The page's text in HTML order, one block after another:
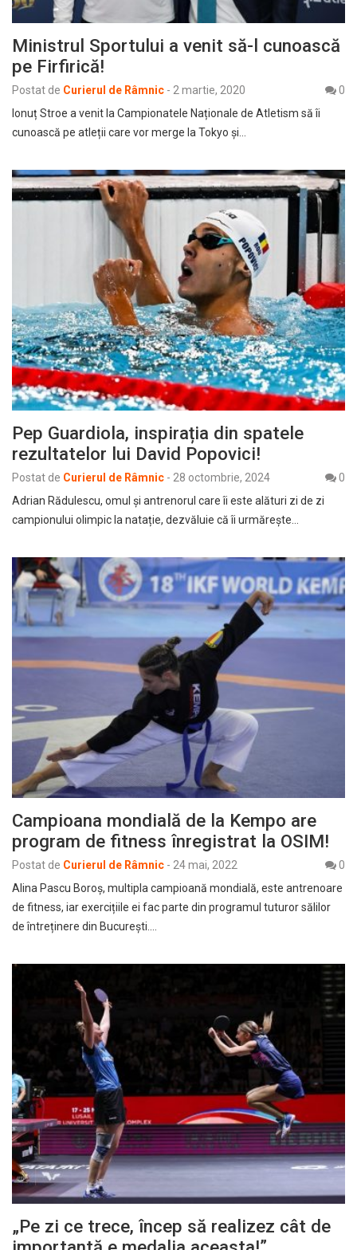
Ministrul Sportului a venit să-l cunoască
pe Firfirică!
Postat de Curierul de Râmnic - 2 martie, 2020
0
Ionuț Stroe a venit la Campionatele Naționale de Atletism să îi
cunoască pe atleții care vor merge la Tokyo și…
Pep Guardiola, inspirația din spatele
rezultatelor lui David Popovici!
Postat de Curierul de Râmnic - 28 octombrie, 2024
0
Adrian Rădulescu, omul și antrenorul care îi este alături zi de zi
campionului olimpic la natație, dezvăluie că îi urmărește…
Campioana mondială de la Kempo are
program de fitness înregistrat la OSIM!
Postat de Curierul de Râmnic - 24 mai, 2022
0
Alina Pascu Boroș, multipla campioană mondială, este antrenoare
de fitness, iar exercițiile ei fac parte din programul tuturor sălilor
de întreținere din București.…
„Pe zi ce trece, încep să realizez cât de